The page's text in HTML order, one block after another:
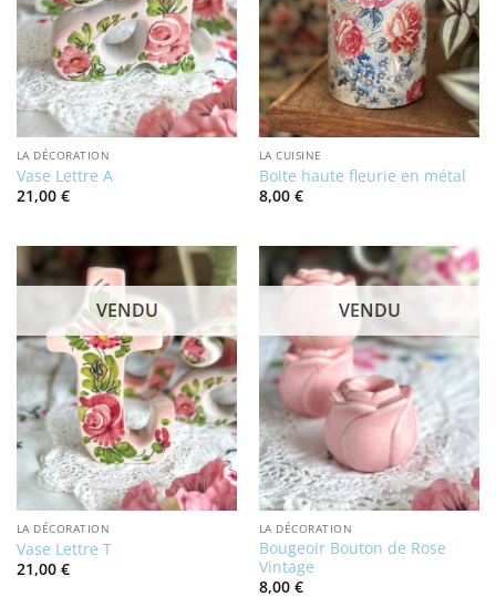
LA DÉCORATION
Vase Lettre A
21,00 €
LA CUISINE
Boite haute fleurie en métal
8,00 €
VENDU
LA DÉCORATION
Vase Lettre T
21,00 €
VENDU
LA DÉCORATION
Bougeoir Bouton de Rose
Vintage
8,00 €